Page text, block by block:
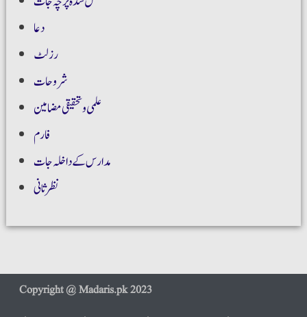
دعا
رزلٹ
شروحات
علمی و تحقیقی مضامین
فارم
مدارس کے داخلہ جات
نظر ثانی